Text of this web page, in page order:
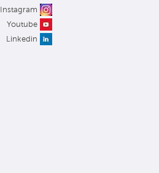
Instagram
Youtube
Linkedin